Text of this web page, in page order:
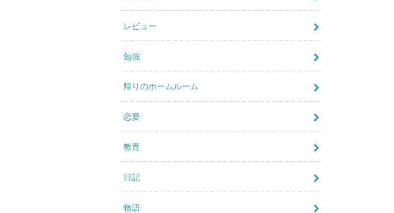
レビュー
勉強
帰りのホームルーム
恋愛
教育
日記
物語